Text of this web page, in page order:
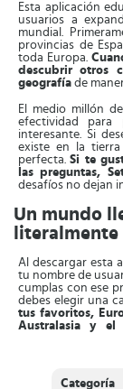
Esta aplicación
usuarios a
mundial.
provincias de
toda Europa.
descubrir otros
geografía de
El medio millón
efectividad
interesante. Si
existe en la
perfecta.Si te
las preguntas,
desafíos no dejan
Un mundo
literalmente
Al descargar esta
tu nombre de
cumplas con ese
debes elegir una
tus favoritos,
Australasia y el
mapa de una
Categoría